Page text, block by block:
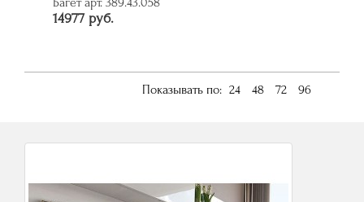
14977 руб.
Показывать по: 24 48 72 96